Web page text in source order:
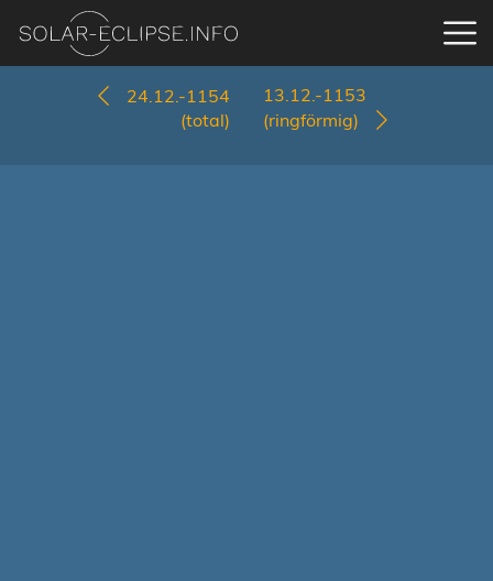
24.12.-1154
(total)
13.12.-1153
(ringförmig)